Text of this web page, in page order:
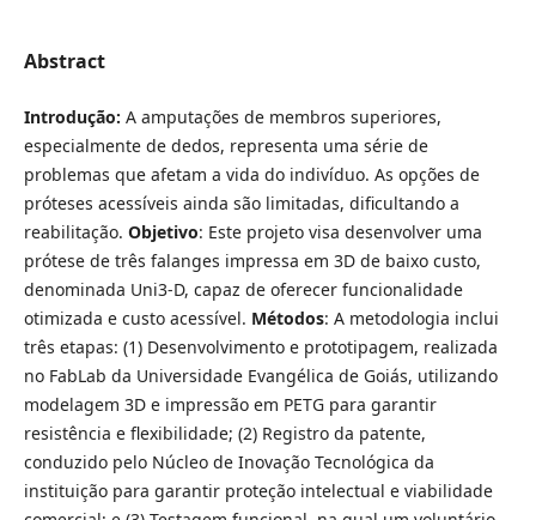
Abstract
Introdução: A amputações de membros superiores,
especialmente de dedos, representa uma série de
problemas que afetam a vida do indivíduo. As opções de
próteses acessíveis ainda são limitadas, dificultando a
reabilitação. Objetivo: Este projeto visa desenvolver uma
prótese de três falanges impressa em 3D de baixo custo,
denominada Uni3-D, capaz de oferecer funcionalidade
otimizada e custo acessível. Métodos: A metodologia inclui
três etapas: (1) Desenvolvimento e prototipagem, realizada
no FabLab da Universidade Evangélica de Goiás, utilizando
modelagem 3D e impressão em PETG para garantir
resistência e flexibilidade; (2) Registro da patente,
conduzido pelo Núcleo de Inovação Tecnológica da
instituição para garantir proteção intelectual e viabilidade